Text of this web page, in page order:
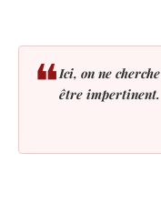
❝Ici, on ne
être impertinent.